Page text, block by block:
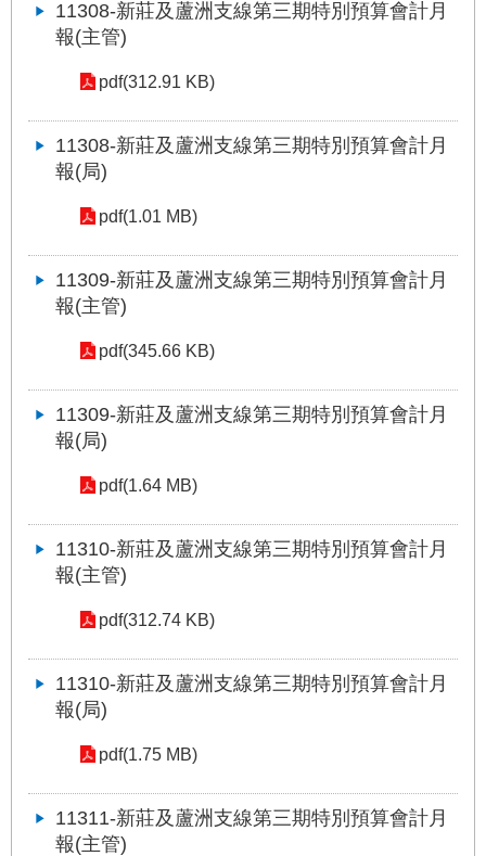
絡
陳
情
連
北
市
11308-新莊及蘆洲支線第三期特別預算會計月
報(主管)
pdf(312.91 KB)
11308-新莊及蘆洲支線第三期特別預算會計月
報(局)
pdf(1.01 MB)
11309-新莊及蘆洲支線第三期特別預算會計月
報(主管)
pdf(345.66 KB)
11309-新莊及蘆洲支線第三期特別預算會計月
報(局)
pdf(1.64 MB)
11310-新莊及蘆洲支線第三期特別預算會計月
報(主管)
pdf(312.74 KB)
11310-新莊及蘆洲支線第三期特別預算會計月
報(局)
pdf(1.75 MB)
11311-新莊及蘆洲支線第三期特別預算會計月
報(主管)